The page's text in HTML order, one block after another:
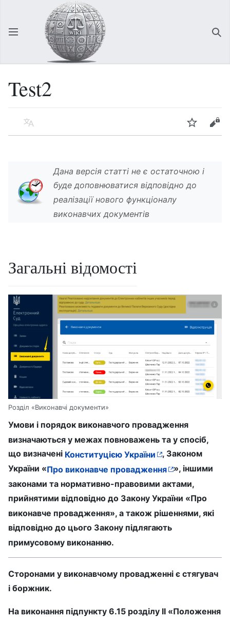
Відкрити головне меню
Test2
Мова Спостерігати Редагувати
Дана версія статті не є остаточною і
буде доповнюватися відповідно до
реалізації нового функціоналу
виконавчих документів
Загальні відомості
Розділ «Виконавчі документи»
Умови і порядок виконавчого провадження
визначаються у межах повноважень та у спосіб,
що визначені Конституцією України
, Законом
України «Про виконавче провадження
», іншими
законами та нормативно-правовими актами,
прийнятими відповідно до Закону України «Про
виконавче провадження», а також рішеннями, які
відповідно до цього Закону підлягають
примусовому виконанню.
Сторонами у виконавчому провадженні є стягувач
і боржник.
На виконання підпункту 6.15 розділу II «Положення